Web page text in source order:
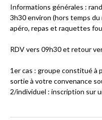
Informations générales :
3h30 environ (hors temps
apéro, repas et raquettes
RDV vers 09h30 et retour
1er cas : groupe constitué à
sortie à votre convenance
2/individuel : inscription sur